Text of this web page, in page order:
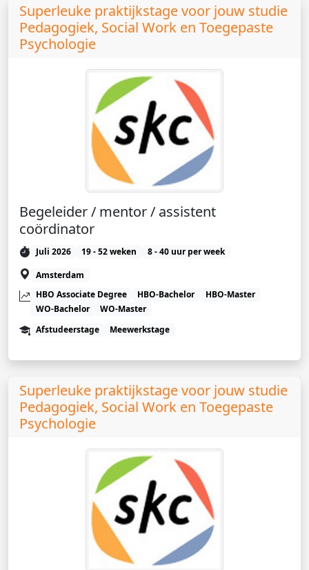
Superleuke praktijkstage voor jouw studie
Pedagogiek, Social Work en Toegepaste
Psychologie
Begeleider / mentor / assistent
coördinator
Juli 2026 19 - 52 weken
8 - 40 uur per week
Amsterdam
HBO Associate Degree
HBO-Bachelor
HBO-Master
WO-Bachelor
WO-Master
Afstudeerstage
Meewerkstage
Superleuke praktijkstage voor jouw studie
Pedagogiek, Social Work en Toegepaste
Psychologie